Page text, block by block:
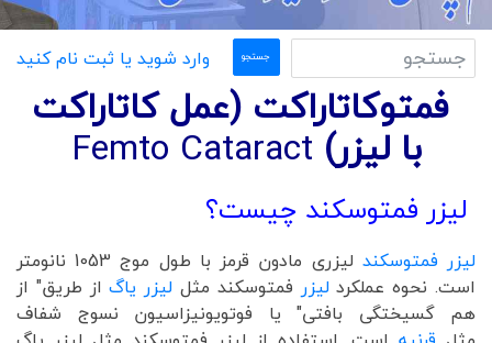
وارد شوید یا ثبت نام کنید
فمتوکاتاراکت (عمل کاتاراکت
با لیزر) Femto Cataract
لیزر فمتوسکند چیست؟
لیزر فمتوسکند
لیزری مادون قرمز با طول موج 1053 نانومتر
است. نحوه عملکردلیزر فمتوسکند مثل لیزر یاگاز طریق" از
هم گسیختگی بافتی" یا فوتویونیزاسیون نسوج شفاف